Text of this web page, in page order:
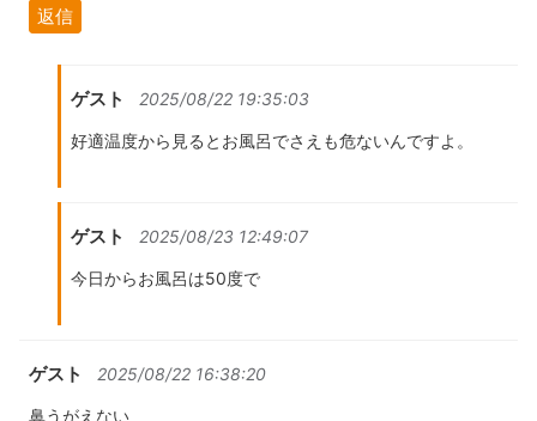
返信
ゲスト 2025/08/22 19:35:03
好適温度から見るとお風呂でさえも危ないんですよ。
ゲスト 2025/08/23 12:49:07
今日からお風呂は50度で
ゲスト 2025/08/22 16:38:20
鼻うがえない